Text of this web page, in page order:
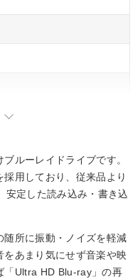
ルーレイドライブです。
用しており、従来品より
安定した読み込み・書き込
所に振動・ノイズを軽減
あまり気にせず音楽や映
「Ultra HD Blu-ray」の再